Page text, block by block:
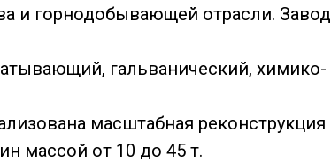
и горнодобывающей отрасли. Завод
гальванический, химико-
масштабная реконструкция
массой от 10 до 45 т.